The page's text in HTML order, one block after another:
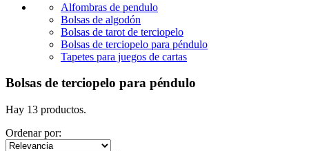
Alfombras de pendulo
Bolsas de algodón
Bolsas de tarot de terciopelo
Bolsas de terciopelo para péndulo
Tapetes para juegos de cartas
Bolsas de terciopelo para péndulo
Hay 13 productos.
Ordenar por: